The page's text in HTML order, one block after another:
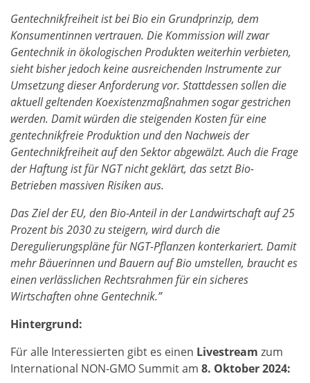
Gentechnikfreiheit ist bei Bio ein Grundprinzip, dem
Konsumentinnen vertrauen. Die Kommission will zwar
Gentechnik in ökologischen Produkten weiterhin verbieten,
sieht bisher jedoch keine ausreichenden Instrumente zur
Umsetzung dieser Anforderung vor. Stattdessen sollen die
aktuell geltenden Koexistenzmaßnahmen sogar gestrichen
werden. Damit würden die steigenden Kosten für eine
gentechnikfreie Produktion und den Nachweis der
Gentechnikfreiheit auf den Sektor abgewälzt. Auch die Frage
der Haftung ist für NGT nicht geklärt, das setzt Bio-
Betrieben massiven Risiken aus.
Das Ziel der EU, den Bio-Anteil in der Landwirtschaft auf 25
Prozent bis 2030 zu steigern, wird durch die
Deregulierungspläne für NGT-Pflanzen konterkariert. Damit
mehr Bäuerinnen und Bauern auf Bio umstellen, braucht es
einen verlässlichen Rechtsrahmen für ein sicheres
Wirtschaften ohne Gentechnik.”
Hintergrund:
Für alle Interessierten gibt es einen Livestream zum
International NON-GMO Summit am 8. Oktober 2024: